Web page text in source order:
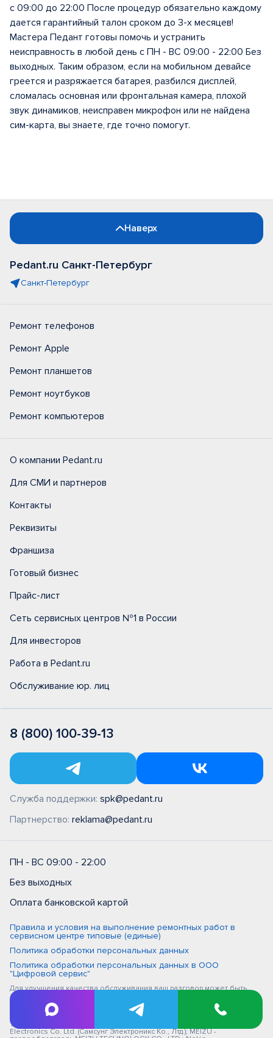
с 09:00 до 22:00 После процедур обязательно каждому
дается гарантийный талон сроком до 3-х месяцев!
Мастера Педант готовы помочь и устранить
неисправность в любой день с ПН - ВС 09:00 - 22:00 Без
выходных. Таким образом, если на мобильном девайсе
греется и разряжается батарея, разбился дисплей,
сломалась основная или фронтальная камера, плохой
звук динамиков, неисправен микрофон или не найдена
сим-карта, вы знаете, где точно помогут.
Наверх
Pedant.ru Санкт-Петербург
Санкт-Петербург
Ремонт телефонов
Ремонт Apple
Ремонт планшетов
Ремонт ноутбуков
Ремонт компьютеров
О компании Pedant.ru
Для СМИ и партнеров
Контакты
Реквизиты
Франшиза
Готовый бизнес
Прайс-лист
Сеть сервисных центров №1 в России
Для инвесторов
Работа в Pedant.ru
Обслуживание юр. лиц
8 (800) 100-39-13
Служба поддержки: spk@pedant.ru
Партнерство: reklama@pedant.ru
ПН - ВС 09:00 - 22:00
Без выходных
Оплата банковской картой
Правила и условия на выполнение ремонтных работ в
сервисном центре типовые (единые)
Политика обработки персональных данных
Политика обработки персональных данных в ООО
"Цифровой сервис"
Для улучшения качества обслуживания ваш разговор может быть
записан
iPhone, Macbook, iPad - правообладатель Apple Inc. (Эпл Инк.); Huawei и
Honor - правообладатель HUAWEI TECHNOLOGIES CO., LTD. (ХУАВЕЙ
ТЕКНОЛОДЖИС КО., ЛТД.); Samsung – правообладатель Samsung
Electronics Co. Ltd. (Самсунг Электроникс Ко., Лтд.); MEIZU -